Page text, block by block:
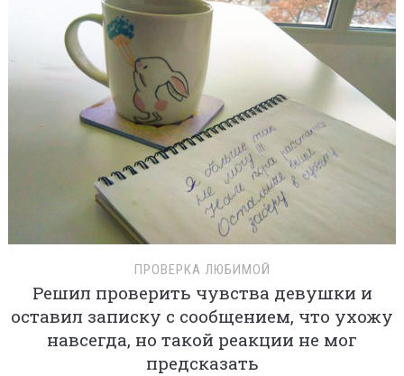
ПРОВЕРКА ЛЮБИМОЙ
Решил проверить чувства девушки и
оставил записку с сообщением, что ухожу
навсегда, но такой реакции не мог
предсказать